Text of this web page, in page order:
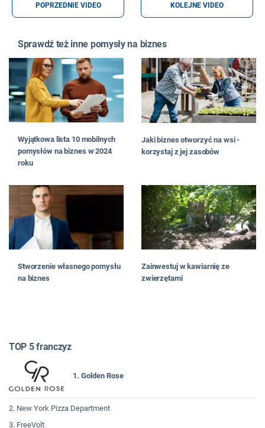
POPRZEDNIE VIDEO KOLEJNE VIDEO
Sprawdź też inne pomysły na biznes
Wyjątkowa lista 10 mobilnych
pomysłów na biznes w 2024
roku
Jaki biznes otworzyć na wsi -
korzystaj z jej zasobów
Stworzenie własnego pomysłu
na biznes
Zainwestuj w kawiarnię ze
zwierzętami
TOP 5 franczyz
1. Golden Rose
2. New York Pizza Department
3. FreeVolt